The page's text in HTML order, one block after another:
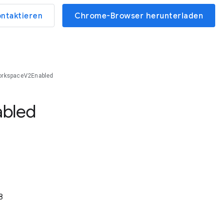
Chrome-Browser herunterladen